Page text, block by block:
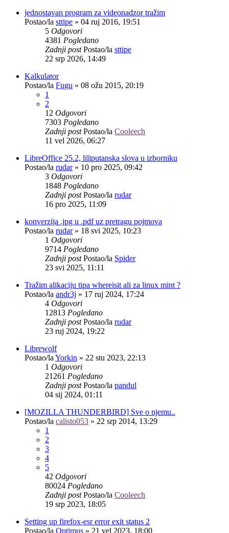
jednostavan program za videonadzor tražim
Postao/la sttipe » 04 ruj 2016, 19:51
5 Odgovori
4381 Pogledano
Zadnji postPostao/la sttipe
22 srp 2026, 14:49
Kalkulator
Postao/la Fugu » 08 ožu 2015, 20:19
1
2
12 Odgovori
7303 Pogledano
Zadnji postPostao/la Cooleech
11 vel 2026, 06:27
LibreOffice 25.2, liliputanska slova u izborniku
Postao/la rudar» 10 pro 2025, 09:42
3 Odgovori
1848 Pogledano
Zadnji postPostao/la rudar
16 pro 2025, 11:09
konverzija .jpg u .pdf uz pretragu pojmova
Postao/la rudar» 18 svi 2025, 10:23
1 Odgovori
9714 Pogledano
Zadnji postPostao/la Spider
23 svi 2025, 11:11
Tražim alikaciju tipa whereisit ali za linux mint ?
Postao/la andr3j » 17 ruj 2024, 17:24
4 Odgovori
12813 Pogledano
Zadnji postPostao/la rudar
23 ruj 2024, 19:22
Librewolf
Postao/la Yorkin » 22 stu 2023, 22:13
1 Odgovori
21261 Pogledano
Zadnji postPostao/la pandul
04 sij 2024, 01:11
[MOZILLA THUNDERBIRD] Sve o njemu..
Postao/la calisto053 » 22 srp 2014, 13:29
1
2
3
4
5
42 Odgovori
80024 Pogledano
Zadnji postPostao/la Cooleech
19 srp 2023, 18:05
Setting up firefox-esr error exit status 2
Postao/la Optimus » 21 vel 2023, 18:00